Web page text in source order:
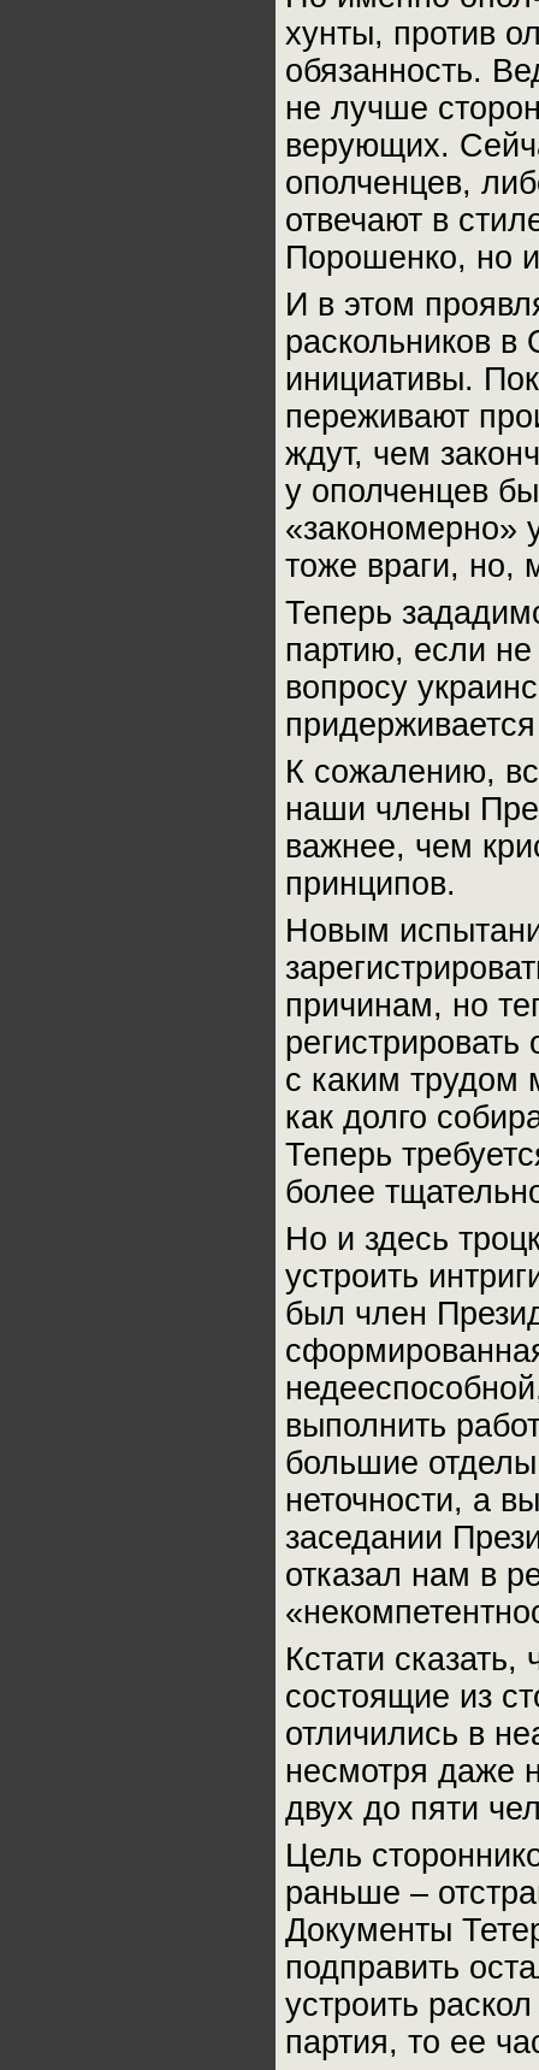
хунты, против
обязанность.
не лучше
верующих.
ополченцев,
отвечают в
Порошенко, но
И в этом
раскольников
инициативы.
переживают
ждут, чем
у ополченцев
«закономерно»
тоже враги, но,
Теперь
партию, если
вопросу
К сожалению,
наши члены
важнее, чем
принципов.
Новым
причинам, но
с каким трудом
как долго
Теперь
более
Но и здесь
устроить
был член
выполнить
большие
неточности, а
заседании
отказал нам в
Кстати
состоящие из
отличились в
несмотря даже
двух до пяти
Цель
раньше –
Документы
подправить
устроить
партия, то ее